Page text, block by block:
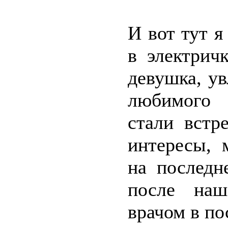
И вот тут
в
девушка,
любимого
стали
интересы,
на
после
врачом в